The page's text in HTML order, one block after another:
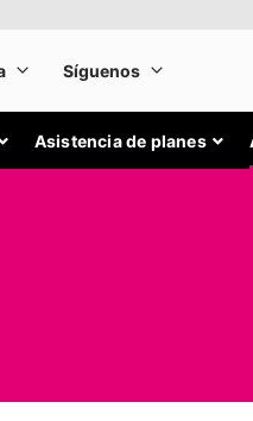
Asistencia de planes